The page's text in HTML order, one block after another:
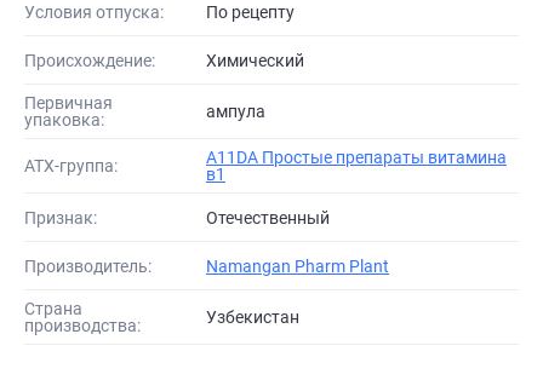
Условия отпуска: По рецепту
Происхождение: Химический
Первичная
упаковка:
ампула
АТХ-группа:
A11DA Простые препараты витамина
в1
Признак: Отечественный
Производитель: Namangan Pharm Plant
Страна
производства:
Узбекистан